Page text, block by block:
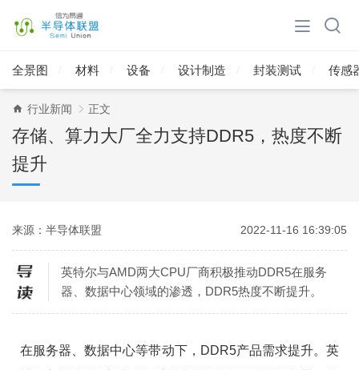
全景图 材料 设备 设计制造 封装测试 传感
行业新闻 正文
存储、算力大厂全力支持DDR5，热度不断
提升
来源：半导体联盟 2022-11-16 16:39:05
英特尔与AMD两大CPU厂商积极推动DDR5在服务
器、数据中心领域的渗透，DDR5热度不断提升。
在服务器、数据中心等带动下，DDR5产品需求提升。英